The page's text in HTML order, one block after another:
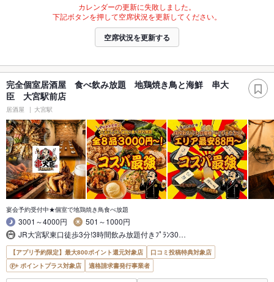
カレンダーの更新に失敗しました。
下記ボタンを押して空席状況を更新してください。
空席状況を更新する
完全個室居酒屋 食べ飲み放題 地鶏焼き鳥と海鮮 串大
臣 大宮駅前店
居酒屋 大宮駅
宴会予約受付中★個室で地鶏焼き鳥食べ放題
3001～4000円
501～1000円
JR大宮駅東口徒歩3分!3時間飲み放題付きﾌﾟﾗﾝ30…
【アプリ予約限定】最大800ポイント還元対象店
口コミ投稿特典対象店
ポイントプラス対象店
適格請求書発行事業者